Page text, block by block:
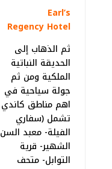
Earl’s
Regency Hotel
ثم الذهاب إلى
الحديقة النباتية
الملكية ومن ثم
جولة سياحية في
اهم مناطق كاندي
تشمل (سفاري
الفيلة- معبد السن
الشهير- قرية
التوابل- متحف